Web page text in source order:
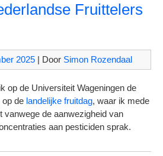
Fruittelers
2025 | Door Simon Rozendaal
op de Universiteit Wageningen de
op de landelijke fruitdag, waar ik mede
vanwege de aanwezigheid van
aan pesticiden sprak.